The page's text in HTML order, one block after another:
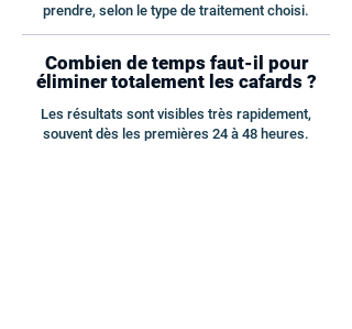
prendre, selon le type de traitement choisi.
Combien de temps faut-il pour
éliminer totalement les cafards ?
Les résultats sont visibles très rapidement,
souvent dès les premières 24 à 48 heures.